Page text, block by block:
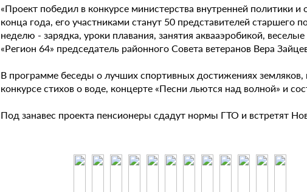
«Проект победил в конкурсе министерства внутренней политики
конца года, его участниками станут 50 представителей старшего
неделю - зарядка, уроки плавания, занятия аквааэробикой,
«Регион 64» председатель районного Совета ветеранов Вера
В программе беседы о лучших спортивных достижениях
конкурсе стихов о воде, концерте «Песни льются над волной» и
Под занавес проекта пенсионеры сдадут нормы ГТО и встретят